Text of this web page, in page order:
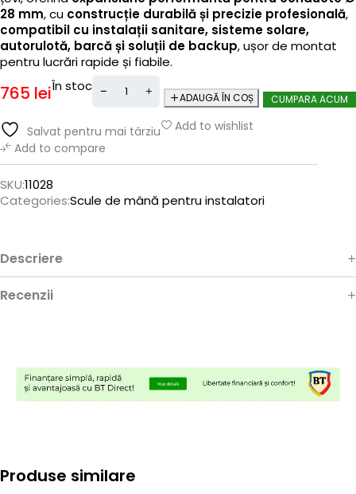
28 mm, cu construcție durabilă și precizie profesională,
compatibil cu instalații sanitare, sisteme solare,
autorulotă, barcă și soluții de backup, ușor de montat
pentru lucrări rapide și fiabile.
765 leiÎn stoc
ADAUGĂ ÎN COȘ CUMPARA ACUM
Salvat pentru mai târziu
Add to wishlist
Add to compare
SKU:11028
Categories:Scule de mână pentru instalatori
Descriere
Recenzii
Produse similare